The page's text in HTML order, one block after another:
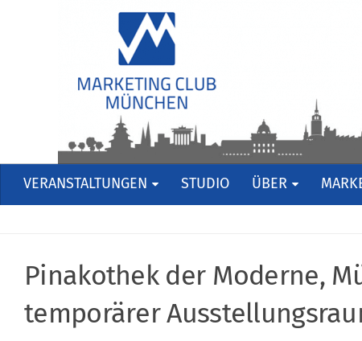
VERANSTALTUNGEN STUDIO ÜBER
Pinakothek der Moderne,
temporärer